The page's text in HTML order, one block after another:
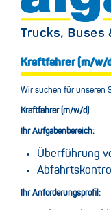
Kraftfahrer (m/w/
Wir suchen für unseren
Kraftfahrer (m/w/d)
Ihr Aufgabenbereich:
Überführung
Ihr Anforderungsprofil: